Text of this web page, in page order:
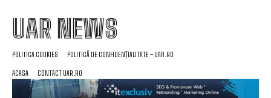
UAR NEWS
POLITICA COOKIES POLITICĂ DE CONFIDENȚIALITATE – UAR.RO
ACASA CONTACT UAR.RO